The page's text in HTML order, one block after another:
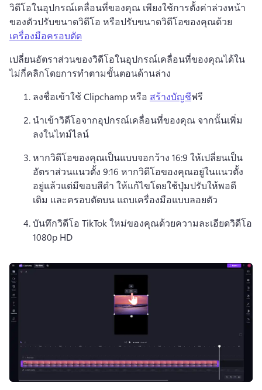
วิดีโอในอุปกรณ์เคลื่อนที่ของคุณ เพียงใช้การตั้งค่าล่วงหน้า
ของตัวปรับขนาดวิดีโอ หรือปรับขนาดวิดีโอของคุณด้วย
เครื่องมือครอบตัด
เปลี่ยนอัตราส่วนของวิดีโอในอุปกรณ์เคลื่อนที่ของคุณได้ใน
ไม่กี่คลิกโดยการทำตามขั้นตอนด้านล่าง
ลงชื่อเข้าใช้ Clipchamp หรือ สร้างบัญชีฟรี
นำเข้าวิดีโอจากอุปกรณ์เคลื่อนที่ของคุณ จากนั้นเพิ่ม
ลงในไทม์ไลน์
หากวิดีโอของคุณเป็นแบบจอกว้าง 16:9 ให้เปลี่ยนเป็น
อัตราส่วนแนวตั้ง 9:16 หากวิดีโอของคุณอยู่ในแนวตั้ง
อยู่แล้วแต่มีขอบสีดำ ให้แก้ไขโดยใช้ปุ่มปรับให้พอดี
เติม และครอบตัดบน แถบเครื่องมือแบบลอยตัว
บันทึกวิดีโอ TikTok ใหม่ของคุณด้วยความละเอียดวิดีโอ
1080p HD